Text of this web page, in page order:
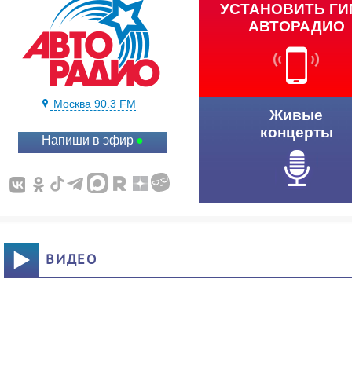
Москва 90.3 FM
Напиши в эфир
УСТАНОВИТЬ
АВТОРАДИО
Живые
концерты
ВИДЕО